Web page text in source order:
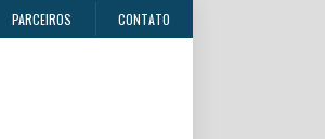
PARCEIROS CONTATO